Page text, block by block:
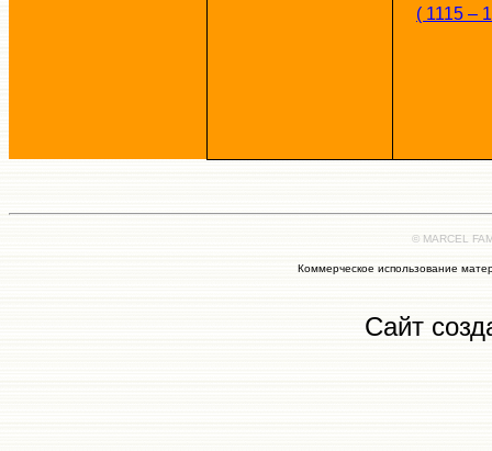
( 1115 –
© MARCEL
Коммерческое использование
Сайт